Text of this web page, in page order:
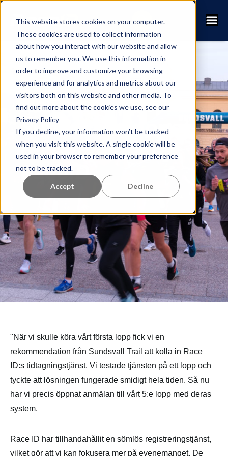
This website stores cookies on your computer.
These cookies are used to collect information
about how you interact with our website and allow
us to remember you. We use this information in
order to improve and customize your browsing
experience and for analytics and metrics about our
visitors both on this website and other media. To
find out more about the cookies we use, see our
Privacy Policy
If you decline, your information won’t be tracked
when you visit this website. A single cookie will be
used in your browser to remember your preference
not to be tracked.
Accept Decline
Nattmilen,
Hällomsloppet &
Sundsvallsloppet
rekommenderar
RaceID
"När vi skulle köra vårt första lopp fick vi en
rekommendation från Sundsvall Trail att kolla in Race
ID:s tidtagningstjänst. Vi testade tjänsten på ett lopp och
tyckte att lösningen fungerade smidigt hela tiden. Så nu
har vi precis öppnat anmälan till vårt 5:e lopp med deras
system.
Race ID har tillhandahållit en sömlös registreringstjänst,
vilket gör att vi kan fokusera mer på evenemanget. De